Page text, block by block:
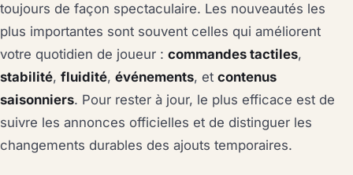
toujours de façon spectaculaire. Les nouveautés les
plus importantes sont souvent celles qui améliorent
votre quotidien de joueur : commandes tactiles,
stabilité, fluidité, événements, et contenus
saisonniers. Pour rester à jour, le plus efficace est de
suivre les annonces officielles et de distinguer les
changements durables des ajouts temporaires.